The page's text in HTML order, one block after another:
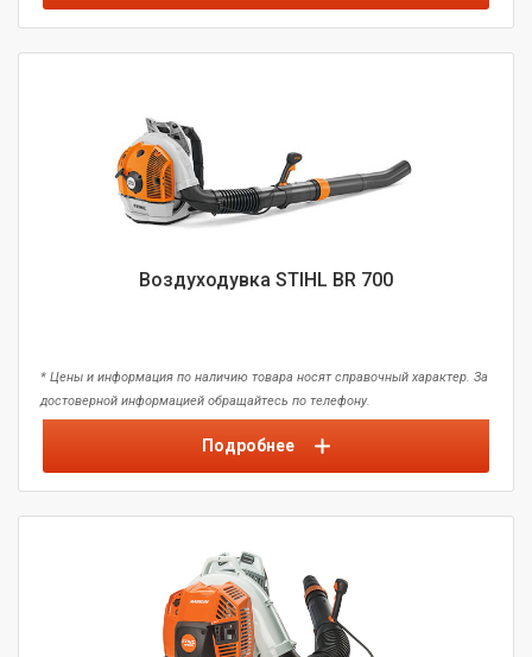
Воздуходувка STIHL BR 700
* Цены и информация по наличию товара носят справочный характер. За
достоверной информацией обращайтесь по телефону.
Подробнее